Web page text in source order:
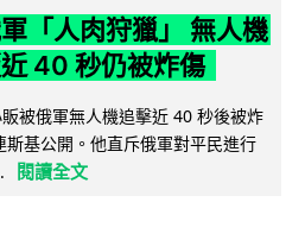
「人肉狩獵」 無人機
40 秒仍被炸傷
被俄軍無人機追擊近 40 秒後被炸
基公開。他直斥俄軍對平民進行
閱讀全文